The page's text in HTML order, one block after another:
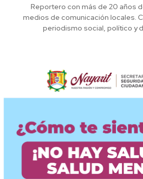
Reportero con más de 20 años
medios de comunicación locales.
periodismo social, político y